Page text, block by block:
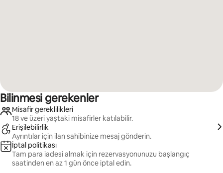
Bilinmesi gerekenler
Misafir gereklilikleri
18 ve üzeri yaştaki misafirler katılabilir.
Erişilebilirlik
Ayrıntılar için ilan sahibinize mesaj gönderin.
İptal politikası
Tam para iadesi almak için rezervasyonunuzu başlangıç
saatinden en az 1 gün önce iptal edin.